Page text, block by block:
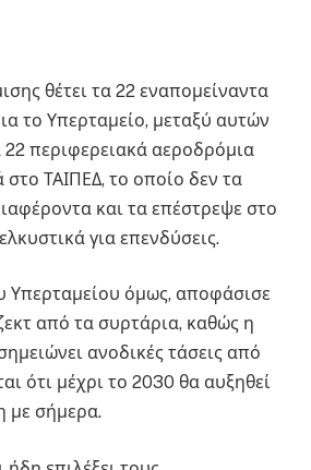
θέτει τα 22 εναπομείναντα
το Υπερταμείο, μεταξύ αυτών
22 περιφερειακά αεροδρόμια
στο ΤΑΙΠΕΔ, το οποίο δεν τα
και τα επέστρεψε στο
για επενδύσεις.
Υπερταμείου όμως, αποφάσισε
από τα συρτάρια, καθώς η
ανοδικές τάσεις από
ότι μέχρι το 2030 θα αυξηθεί
με σήμερα.